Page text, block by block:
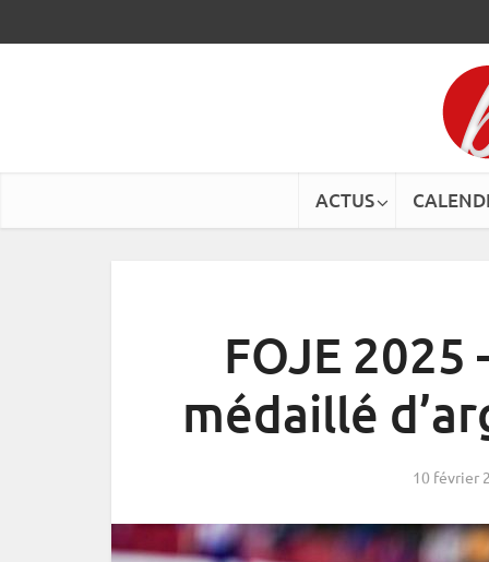
ACTUS
FOJE
médaillé
10 février